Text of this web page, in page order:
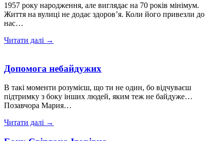
1957 року народження, але виглядає на 70 років мінімум.
Життя на вулиці не додає здоров’я. Коли його привезли до
нас…
Читати далі →
Допомога небайдужих
В такі моменти розумієш, що ти не один, бо відчуваєш
підтримку з боку інших людей, яким теж не байдуже…
Позавчора Мария…
Читати далі →